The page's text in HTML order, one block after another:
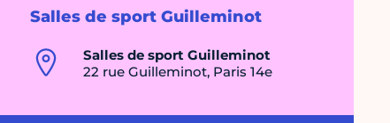
Salles de sport Guilleminot
Salles de sport Guilleminot
22 rue Guilleminot, Paris 14e